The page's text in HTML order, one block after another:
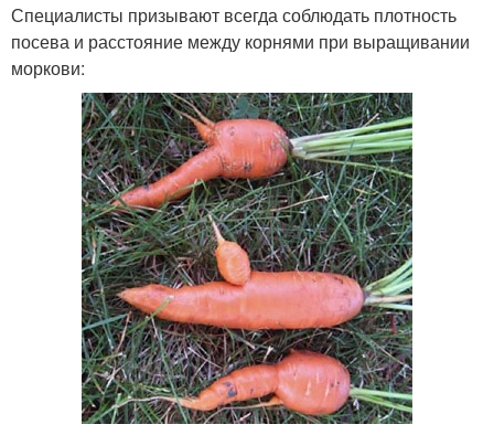
Специалисты призывают всегда соблюдать плотность
посева и расстояние между корнями при выращивании
моркови: